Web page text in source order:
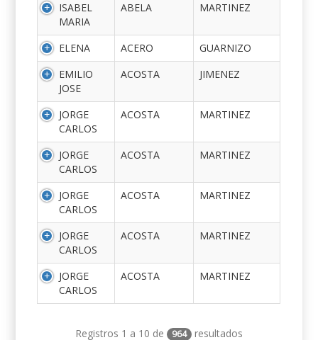
ISABEL
MARIA
ABELA MARTINEZ
ELENA ACERO
GUARNIZO
EMILIO
JOSE
ACOSTA JIMENEZ
JORGE
CARLOS
ACOSTA MARTINEZ
JORGE
CARLOS
ACOSTA MARTINEZ
JORGE
CARLOS
ACOSTA MARTINEZ
JORGE
CARLOS
ACOSTA MARTINEZ
JORGE
CARLOS
ACOSTA MARTINEZ
Registros 1 a 10 de 964 resultados